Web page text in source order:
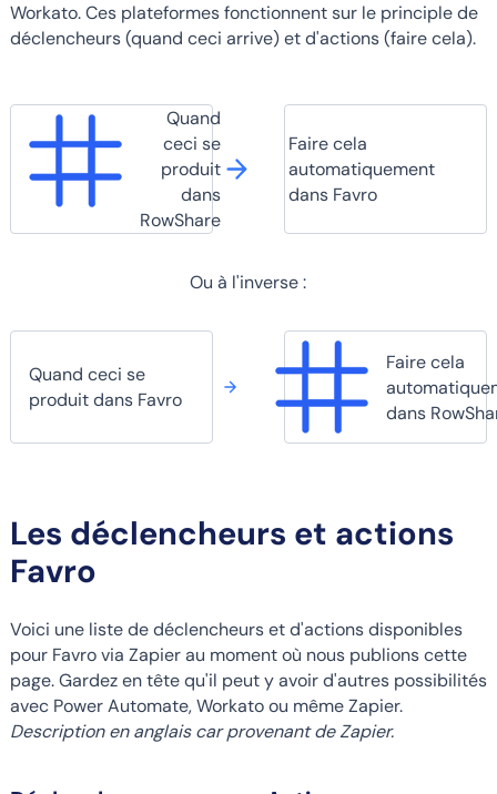
Workato. Ces plateformes fonctionnent sur le principle de
déclencheurs (quand ceci arrive) et d'actions (faire cela).
Quand
ceci se
produit
dans
RowShare
Faire cela
automatiquement
dans Favro
Ou à l'inverse :
Quand ceci se
produit dans Favro
Faire cela
dans
Les déclencheurs et actions
Favro
Voici une liste de déclencheurs et d'actions disponibles
pour Favro via Zapier au moment où nous publions cette
page. Gardez en tête qu'il peut y avoir d'autres possibilités
avec Power Automate, Workato ou même Zapier.
Description en anglais car provenant de Zapier.